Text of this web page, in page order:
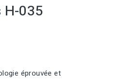
H-035
éprouvée et